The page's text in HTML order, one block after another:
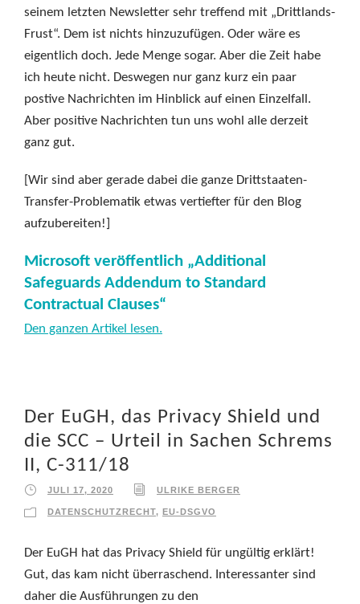
seinem letzten Newsletter sehr treffend mit „Drittlands-
Frust“. Dem ist nichts hinzuzufügen. Oder wäre es
eigentlich doch. Jede Menge sogar. Aber die Zeit habe
ich heute nicht. Deswegen nur ganz kurz ein paar
postive Nachrichten im Hinblick auf einen Einzelfall.
Aber positive Nachrichten tun uns wohl alle derzeit
ganz gut.
[Wir sind aber gerade dabei die ganze Drittstaaten-
Transfer-Problematik etwas vertiefter für den Blog
aufzubereiten!]
Microsoft veröffentlich „Additional
Safeguards Addendum to Standard
Contractual Clauses“
Den ganzen Artikel lesen.
Der EuGH, das Privacy Shield und
die SCC – Urteil in Sachen Schrems
II, C-311/18
JULI 17, 2020 ULRIKE BERGER
DATENSCHUTZRECHT, EU-DSGVO
Der EuGH hat das Privacy Shield für ungültig erklärt!
Gut, das kam nicht überraschend. Interessanter sind
daher die Ausführungen zu den